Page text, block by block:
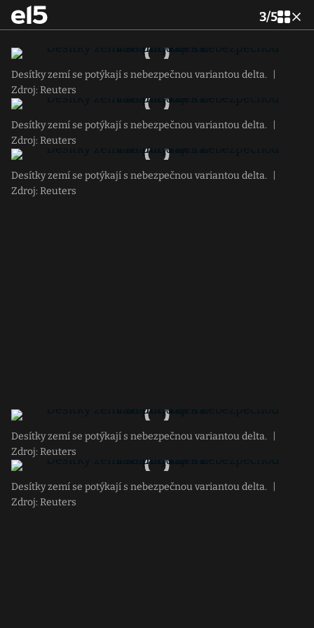
3/5
Desítky zemí se potýkají s nebezpečnou variantou delta.
Zdroj: Reuters
Desítky zemí se potýkají s nebezpečnou variantou delta.
Zdroj: Reuters
Desítky zemí se potýkají s nebezpečnou variantou delta.
Zdroj: Reuters
Desítky zemí se potýkají s nebezpečnou variantou delta.
Zdroj: Reuters
Desítky zemí se potýkají s nebezpečnou variantou delta.
Zdroj: Reuters